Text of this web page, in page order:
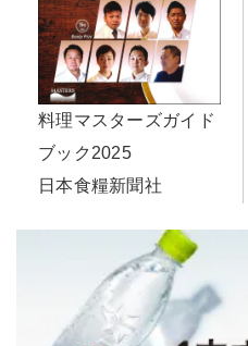
料理マスターズガイド
ブック2025
日本食糧新聞社